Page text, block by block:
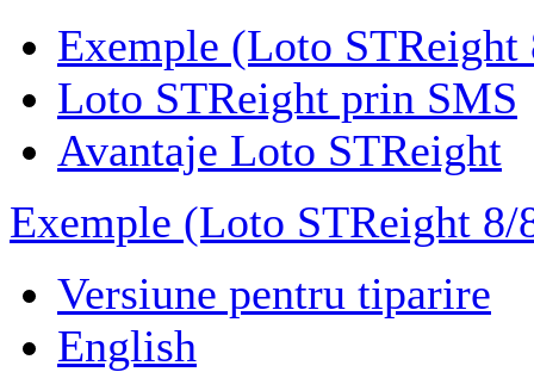
Exemple (Loto STReight
Loto STReight prin SMS
Avantaje Loto STReight
Exemple (Loto STReight 8/
Versiune pentru tiparire
English